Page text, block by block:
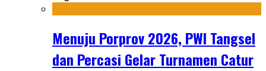
Menuju Porprov 2026, PWI Tangsel
dan Percasi Gelar Turnamen Catur